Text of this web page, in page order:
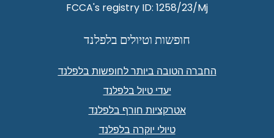
FCCA's registry ID: 1258/23/Mj
חופשות וטיולים בלפלנד
החברה הטובה ביותר לחופשות בלפלנד
יעדי טיול בלפלנד
אטרקציות חורף בלפלנד
טיולי יוקרה בלפלנד